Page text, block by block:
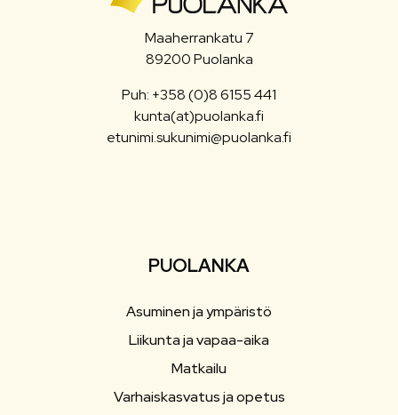
Maaherrankatu 7
89200 Puolanka
Puh: +358 (0)8 6155 441
kunta(at)puolanka.fi
etunimi.sukunimi@puolanka.fi
PUOLANKA
Asuminen ja ympäristö
Liikunta ja vapaa-aika
Matkailu
Varhaiskasvatus ja opetus